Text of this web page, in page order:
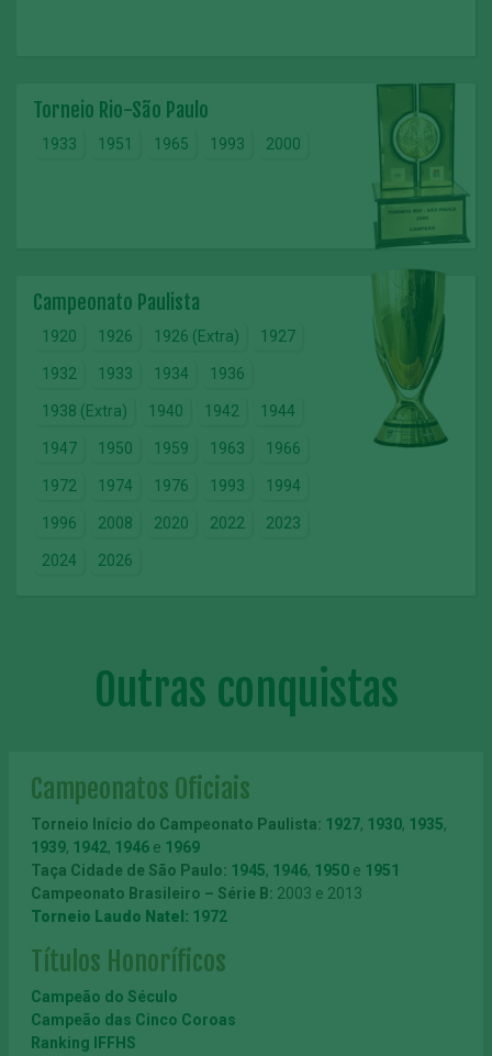
Torneio Rio-São Paulo
1933 1951 1965 1993 2000
Campeonato Paulista
1920 1926 1926 (Extra) 1927
1932 1933 1934 1936
1938 (Extra) 1940 1942 1944
1947 1950 1959 1963 1966
1972 1974 1976 1993 1994
1996 2008 2020 2022 2023
2024 2026
Outras conquistas
Campeonatos Oficiais
Torneio Início do Campeonato Paulista: 1927, 1930, 1935,
1939, 1942, 1946 e 1969
Taça Cidade de São Paulo: 1945, 1946, 1950 e 1951
Campeonato Brasileiro – Série B: 2003 e 2013
Torneio Laudo Natel: 1972
Títulos Honoríficos
Campeão do Século
Campeão das Cinco Coroas
Ranking IFFHS